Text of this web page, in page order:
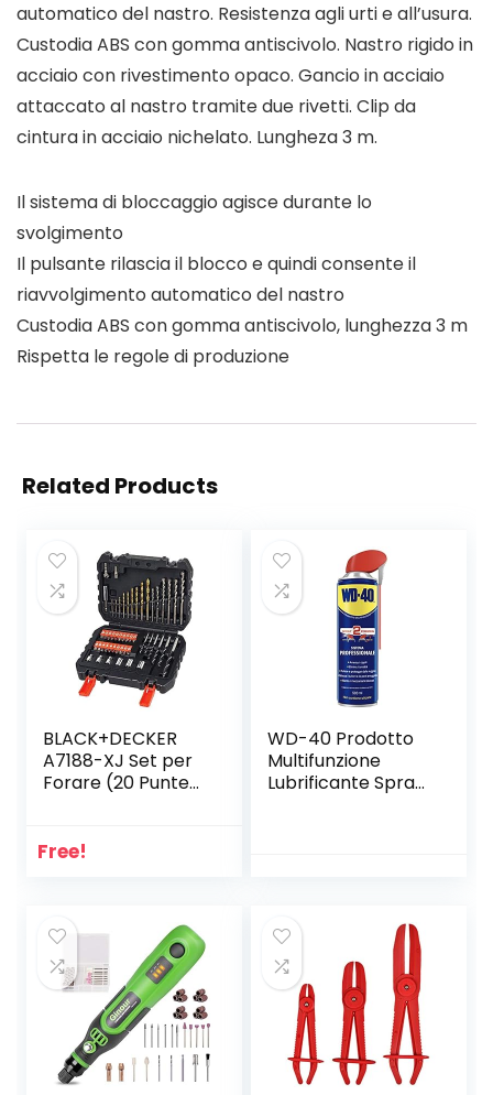
automatico del nastro. Resistenza agli urti e all’usura.
Custodia ABS con gomma antiscivolo. Nastro rigido in
acciaio con rivestimento opaco. Gancio in acciaio
attaccato al nastro tramite due rivetti. Clip da
cintura in acciaio nichelato. Lungheza 3 m.
Il sistema di bloccaggio agisce durante lo
svolgimento
Il pulsante rilascia il blocco e quindi consente il
riavvolgimento automatico del nastro
Custodia ABS con gomma antiscivolo, lunghezza 3 m
Rispetta le regole di produzione
Related Products
BLACK+DECKER
A7188-XJ Set per
Forare (20 Punte
Avvitare), 50 Pezzi,
Free!
WD-40 Prodotto
Multifunzione
Lubrificante Spray